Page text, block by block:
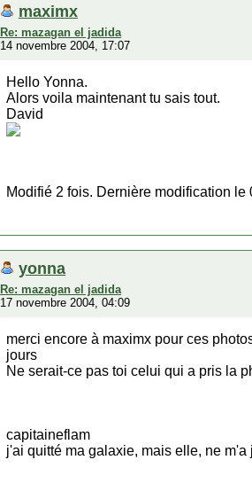
maximx
Re: mazagan el jadida
14 novembre 2004, 17:07
Hello Yonna.
Alors voila maintenant tu sais tout.
David
Modifié 2 fois. Dernière modification
yonna
Re: mazagan el jadida
17 novembre 2004, 04:09
merci encore à maximx pour ces
jours
Ne serait-ce pas toi celui qui a pris la
capitaineflam
j'ai quitté ma galaxie, mais elle, ne m'a